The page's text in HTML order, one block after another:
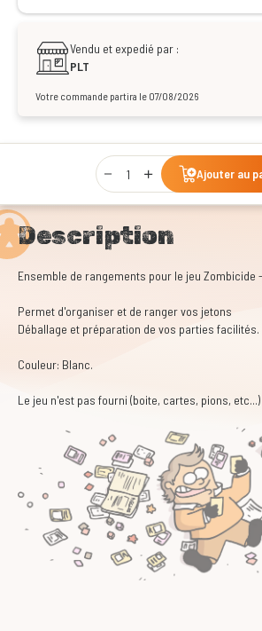
Vendu et expedié par :
PLT
Votre commande partira le 07/08/2026
Qty
Ajouter au
Description
Ensemble de rangements pour le jeu Zombicide
Permet d'organiser et de ranger vos jetons
Déballage et préparation de vos parties facilités.
Couleur: Blanc.
Le jeu n'est pas fourni (boite, cartes, pions, etc...)